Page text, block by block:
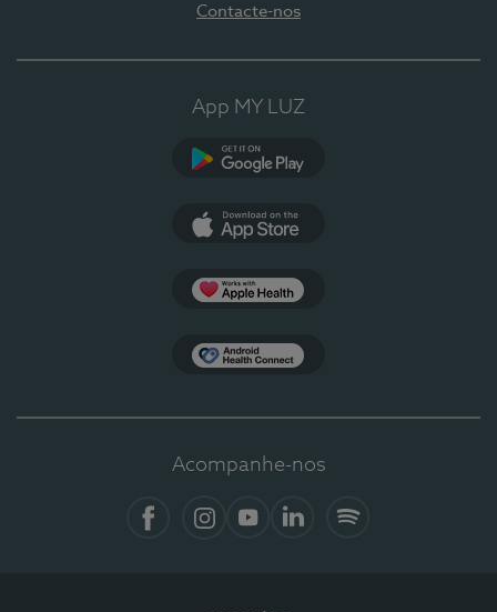
Contacte-nos
App MY LUZ
Acompanhe-nos